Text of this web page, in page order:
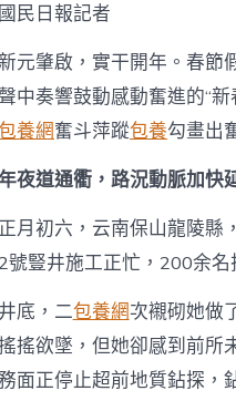
國民日報記者
元肇啟，實干開年。春節
中奏響鼓動感動奮進的“
養網奮斗萍蹤包養勾畫出
夜道通衢，路況動脈加快
月初六，云南保山龍陵縣
號豎井施工正忙，200余名
井底，二包養網次襯砌她做
搖欲墜，但她卻感到前所
面正停止超前地質鉆探，